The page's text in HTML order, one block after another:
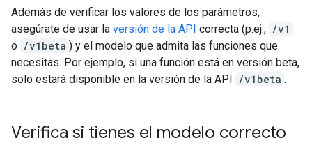
Además de verificar los valores de los parámetros,
asegúrate de usar la versión de la API correcta (p.ej., /v1
o /v1beta ) y el modelo que admita las funciones que
necesitas. Por ejemplo, si una función está en versión beta,
solo estará disponible en la versión de la API /v1beta .
Verifica si tienes el modelo correcto